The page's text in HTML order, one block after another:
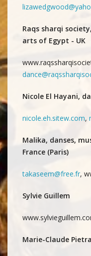
Raqs sharqi
arts of Egypt - UK
Nicole El Hayani,
nicole.eh.sitew.com,
Malika, danses,
France (Paris)
takaseem@free.fr,
Sylvie Guillem
Marie-Claude